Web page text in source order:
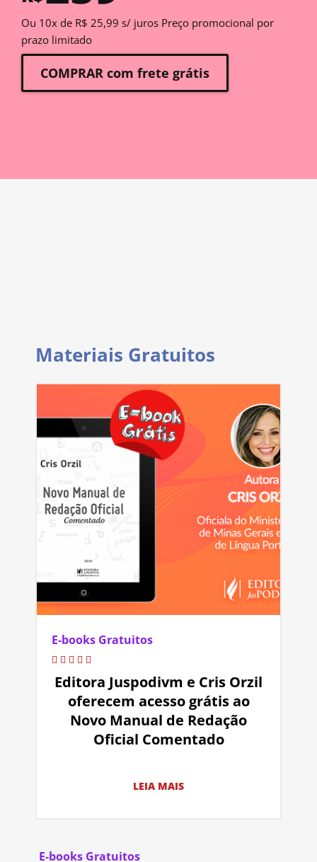
Ou 10x de R$ 25,99 s/ juros Preço promocional por
prazo limitado
COMPRAR com frete grátis
Materiais Gratuitos
E-books Gratuitos
Editora Juspodivm e Cris Orzil
oferecem acesso grátis ao
Novo Manual de Redação
Oficial Comentado
LEIA MAIS
E-books Gratuitos